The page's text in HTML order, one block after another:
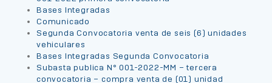
Bases Integradas
Comunicado
Segunda Convocatoria venta de seis (6) unidades
vehiculares
Bases Integradas Segunda Convocatoria
Subasta publica N° 001-2022-MM – tercera
convocatoria – compra venta de (01) unidad